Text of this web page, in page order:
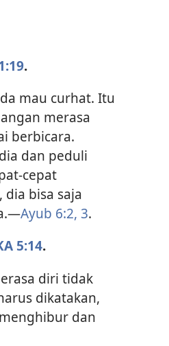
.
mau curhat. Itu
merasa
berbicara.
dan peduli
cepat
bisa saja
Ayub 6:2, 3.
5:14.
diri tidak
dikatakan,
dan